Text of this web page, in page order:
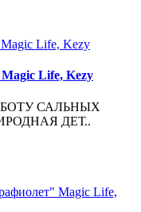
Life, Kezy
САЛЬНЫХ
ДЕТ..